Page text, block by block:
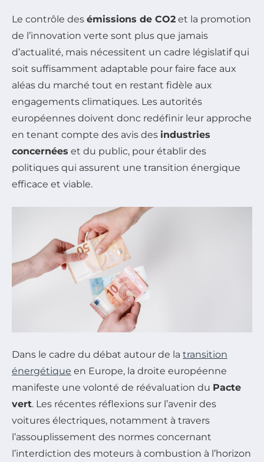
Le contrôle des émissions de CO2 et la promotion
de l’innovation verte sont plus que jamais
d’actualité, mais nécessitent un cadre législatif qui
soit suffisamment adaptable pour faire face aux
aléas du marché tout en restant fidèle aux
engagements climatiques. Les autorités
européennes doivent donc redéfinir leur approche
en tenant compte des avis des industries
concernées et du public, pour établir des
politiques qui assurent une transition énergique
efficace et viable.
Dans le cadre du débat autour de la transition
énergétique en Europe, la droite européenne
manifeste une volonté de réévaluation du Pacte
vert. Les récentes réflexions sur l’avenir des
voitures électriques, notamment à travers
l’assouplissement des normes concernant
l’interdiction des moteurs à combustion à l’horizon